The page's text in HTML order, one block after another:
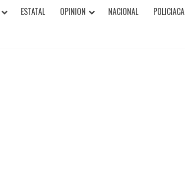
ESTATAL OPINION NACIONAL POLICIACA